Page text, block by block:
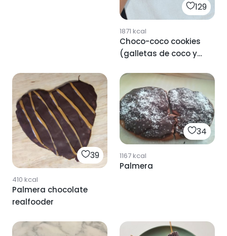
129
1871 kcal
Choco-coco cookies
(galletas de coco y
39
410 kcal
Palmera chocolate
realfooder
34
1167kcal
Palmera